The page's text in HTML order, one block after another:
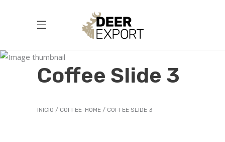
Coffee Slide 3
INICIO COFFEE-HOME COFFEE SLIDE 3